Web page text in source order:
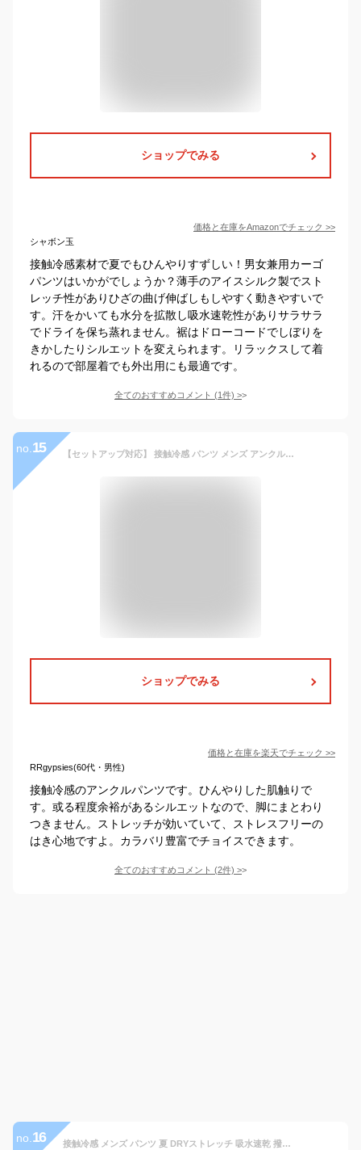
ショップでみる
価格と在庫をAmazonでチェック >>
シャボン玉
接触冷感素材で夏でもひんやりすずしい！男女兼用カーゴ
パンツはいかがでしょうか？薄手のアイスシルク製でスト
レッチ性がありひざの曲げ伸ばしもしやすく動きやすいで
す。汗をかいても水分を拡散し吸水速乾性がありサラサラ
でドライを保ち蒸れません。裾はドローコードでしぼりを
きかしたりシルエットを変えられます。リラックスして着
れるので部屋着でも外出用にも最適です。
全てのおすすめコメント (1件) >
no. 15 【セットアップ対応】 接触冷感 パンツ メンズ アンクルパンツ イージーパンツ エアパンツ テーパードパンツ ボトムス 夏 夏服 接触冷感 ストレッチ 軽い 夏用 冷たい ひんやり 涼しい ブラック グレー ベージュ M L XL LL
ショップでみる
価格と在庫を楽天でチェック >>
RRgypsies(60代・男性)
接触冷感のアンクルパンツです。ひんやりした肌触りで
す。或る程度余裕があるシルエットなので、脚にまとわり
つきません。ストレッチが効いていて、ストレスフリーの
はき心地ですよ。カラバリ豊富でチョイスできます。
全てのおすすめコメント (2件) >
no. 16 接触冷感 メンズ パンツ 夏 DRYストレッチ 吸水速乾 撥水 UVカット 超伸縮 チノパン ゴルフウェア【ゆうパケット送料無料】【1-T11Y】